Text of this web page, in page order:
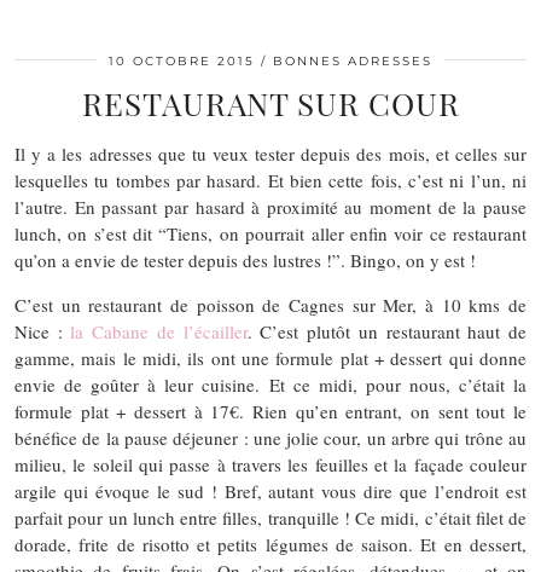
10 OCTOBRE 2015 BONNES ADRESSES
RESTAURANT SUR COUR
Il y a les adresses que tu veux tester depuis des mois, et celles sur
lesquelles tu tombes par hasard. Et bien cette fois, c’est ni l’un, ni
l’autre. En passant par hasard à proximité au moment de la pause
lunch, on s’est dit “Tiens, on pourrait aller enfin voir ce restaurant
qu’on a envie de tester depuis des lustres !”. Bingo, on y est !
C’est un restaurant de poisson de Cagnes sur Mer, à 10 kms de
Nice : la Cabane de l’écailler. C’est plutôt un restaurant haut de
gamme, mais le midi, ils ont une formule plat + dessert qui donne
envie de goûter à leur cuisine. Et ce midi, pour nous, c’était la
formule plat + dessert à 17€. Rien qu’en entrant, on sent tout le
bénéfice de la pause déjeuner : une jolie cour, un arbre qui trône au
milieu, le soleil qui passe à travers les feuilles et la façade couleur
argile qui évoque le sud ! Bref, autant vous dire que l’endroit est
parfait pour un lunch entre filles, tranquille ! Ce midi, c’était filet de
dorade, frite de risotto et petits légumes de saison. Et en dessert,